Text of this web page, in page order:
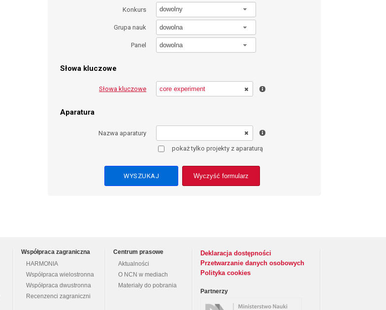
Konkurs dowolny
Grupa nauk dowolna
Panel dowolna
Słowa kluczowe
Słowa kluczowe
Aparatura
Nazwa aparatury
pokaż tylko projekty z aparaturą
Wyczyść formularz
Współpraca zagraniczna
HARMONIA
Współpraca wielostronna
Współpraca dwustronna
Recenzenci zagraniczni
Centrum prasowe
Aktualności
O NCN w mediach
Materiały do pobrania
Deklaracja dostępności
Przetwarzanie danych osobowych
Polityka cookies
Partnerzy